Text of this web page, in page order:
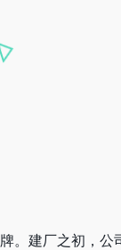
建厂之初，公